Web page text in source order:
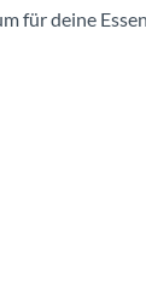
für deine